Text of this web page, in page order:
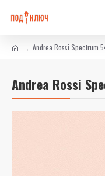
Andrea Rossi Spectrum
Andrea Rossi